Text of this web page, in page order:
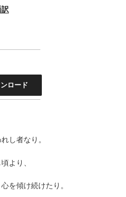
訳
ロード
し者なり。
より、
を傾け続けたり。